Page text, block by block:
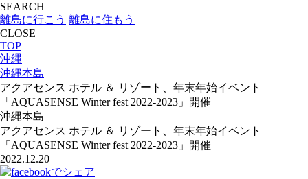
SEARCH
離島に行こう 離島に住もう
CLOSE
TOP
沖縄
沖縄本島
アクアセンス ホテル ＆ リゾート、年末年始イベント
「AQUASENSE Winter fest 2022-2023」開催
沖縄本島
アクアセンス ホテル ＆ リゾート、年末年始イベント
「AQUASENSE Winter fest 2022-2023」開催
2022.12.20